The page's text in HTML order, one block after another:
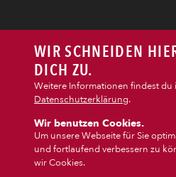
SALAT
SNACKS
DIPS/
WIR SCHNEIDEN
DICH ZU.
Weitere Informationen findest du
Datenschutzerklärung.
Wir benutzen Cookies.
Um unsere Webseite für Sie
und fortlaufend verbessern zu
wir Cookies.